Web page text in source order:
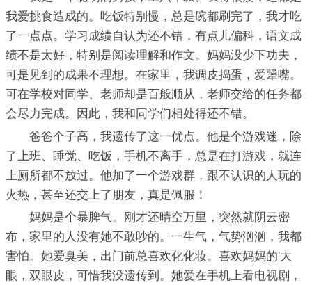
我爱挑食造成的。吃饭特别慢，总是碗都刷完了，我才吃
了一点点。学习成绩自认为还不错，有点儿偏科，语文成
绩不是太好，特别是阅读理解和作文。妈妈没少下功夫，
可是见到的成果不理想。在家里，我调皮捣蛋，爱犟嘴。
可在学校对同学、老师却是百般顺从，老师交给的任务都
会尽力完成。因此，我和同学们相处得还不错。
爸爸个子高，我遗传了这一优点。他是个游戏迷，除
了上班、睡觉、吃饭，手机不离手，总是在打游戏，就连
上厕所都不放过。他加了一个游戏群，跟不认识的人玩的
火热，甚至还交上了朋友，真是佩服！
妈妈是个暴脾气。刚才还晴空万里，突然就阴云密
布，家里的人没有她不敢吵的。一生气，气势汹汹，我都
害怕。她爱臭美，出门前总喜欢化化妆。喜欢妈妈的'大
眼，双眼皮，可惜我没遗传到。她爱在手机上看电视剧，